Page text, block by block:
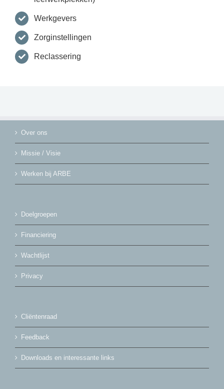
Werkgevers
Zorginstellingen
Reclassering
Over ons
Missie / Visie
Werken bij ARBE
Doelgroepen
Financiering
Wachtlijst
Privacy
Cliëntenraad
Feedback
Downloads en interessante links